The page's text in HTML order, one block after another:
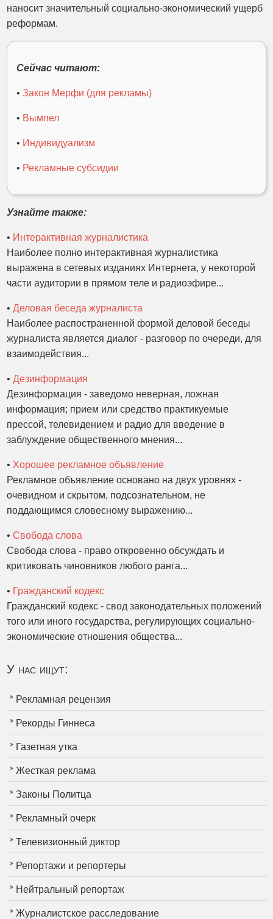
наносит значительный социально-экономический ущерб
реформам.
Сейчас читают:
•Закон Мерфи (для рекламы)
• Вымпел
• Индивидуализм
• Рекламные субсидии
Узнайте также:
• Интерактивная журналистика
Наиболее полно интерактивная журналистика
выражена в сетевых изданиях Интернета, у некоторой
части аудитории в прямом теле и радиоэфире...
•Деловая беседа журналиста
Наиболее распостраненной формой деловой беседы
журналиста является диалог - разговор по очереди, для
взаимодействия...
•Дезинформация
Дезинформация - заведомо неверная, ложная
информация; прием или средство практикуемые
прессой, телевидением и радио для введение в
заблуждение общественного мнения...
• Хорошее рекламное объявление
Рекламное объявление основано на двух уровнях -
очевидном и скрытом, подсознательном, не
поддающимся словесному выражению...
•Свобода слова
Свобода слова - право откровенно обсуждать и
критиковать чиновников любого ранга...
• Гражданский кодекс
Гражданский кодекс - свод законодательных положений
того или иного государства, регулирующих социально-
экономические отношения общества...
У нас ищут:
Рекламная рецензия
Рекорды Гиннеса
Газетная утка
Жесткая реклама
Законы Политца
Рекламный очерк
Телевизионный диктор
Репортажи и репортеры
Нейтральный репортаж
Журналистское расследование